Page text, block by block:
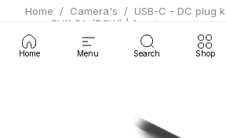
Home Menu Search Shop
Home / Camera's / USB-C - DC plug
max. 5V/1,5A (7,5W) | 1 meter